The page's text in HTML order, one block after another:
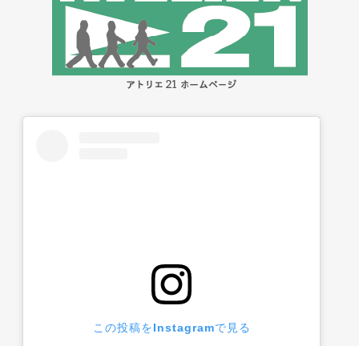
この投稿をInstagramで見る